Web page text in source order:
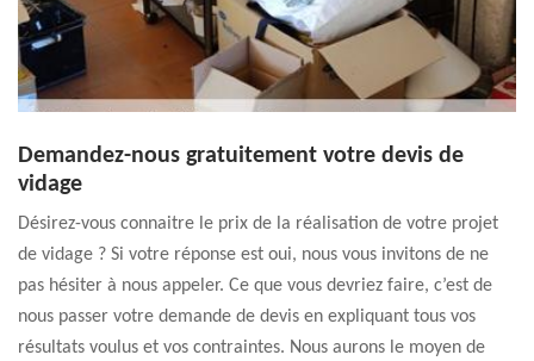
Demandez-nous gratuitement votre devis de
vidage
Désirez-vous connaitre le prix de la réalisation de votre projet
de vidage ? Si votre réponse est oui, nous vous invitons de ne
pas hésiter à nous appeler. Ce que vous devriez faire, c’est de
nous passer votre demande de devis en expliquant tous vos
résultats voulus et vos contraintes. Nous aurons le moyen de